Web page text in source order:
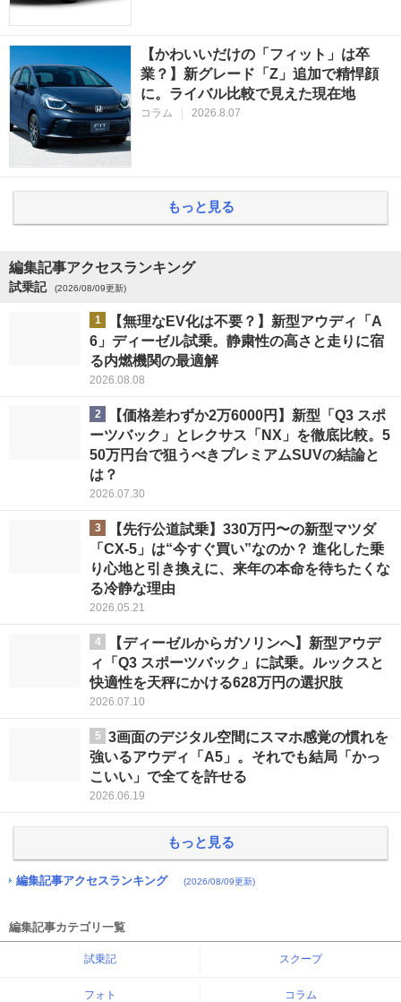
【かわいいだけの「フィット」は卒
業？】新グレード「Z」追加で精悍顔
に。ライバル比較で見えた現在地
コラム | 2026.8.07
もっと見る
編集記事アクセスランキング
試乗記 (2026/08/09更新)
1
【無理なEV化は不要？】新型アウディ「A
6」ディーゼル試乗。静粛性の高さと走りに宿
る内燃機関の最適解
2026.08.08
2
【価格差わずか2万6000円】新型「Q3 スポ
ーツバック」とレクサス「NX」を徹底比較。5
50万円台で狙うべきプレミアムSUVの結論と
は？
2026.07.30
3
【先行公道試乗】330万円〜の新型マツダ
「CX-5」は“今すぐ買い”なのか？ 進化した乗
り心地と引き換えに、来年の本命を待ちたくな
る冷静な理由
2026.05.21
4
【ディーゼルからガソリンへ】新型アウデ
ィ「Q3 スポーツバック」に試乗。ルックスと
快適性を天秤にかける628万円の選択肢
2026.07.10
5
3画面のデジタル空間にスマホ感覚の慣れを
強いるアウディ「A5」。それでも結局「かっ
こいい」で全てを許せる
2026.06.19
もっと見る
編集記事アクセスランキング (2026/08/09更新)
編集記事カテゴリ一覧
試乗記 スクープ
フォト コラム